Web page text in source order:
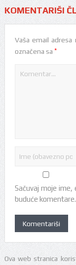
KOMENTARIŠI
Vaša email adresa
označena sa *
Sačuvaj moje
buduće komentare.
Ova web stranica